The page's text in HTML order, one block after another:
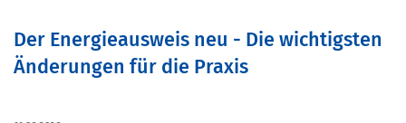
Der Energieausweis neu - Die wichtigsten
Änderungen für die Praxis